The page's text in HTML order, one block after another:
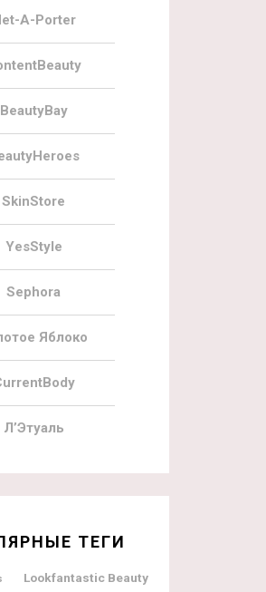
MAC Advent Calendar 2019
A-Porter
BeautyBay
SkinStore
YesStyle
Sephora
Яблоко
Л’Этуаль
ТЕГИ
Lookfantastic Beauty